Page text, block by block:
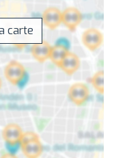
carte